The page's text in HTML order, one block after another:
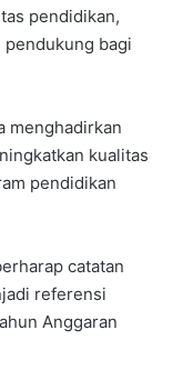
pendidikan,
bagi
menghadirkan
kualitas
pendidikan
catatan
referensi
Anggaran